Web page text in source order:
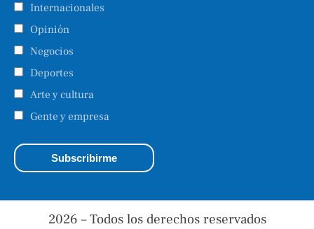
Internacionales
Opinión
Negocios
Deportes
Arte y cultura
Gente y empresa
2026 – Todos los derechos reservados